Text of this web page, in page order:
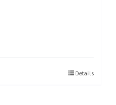
Details